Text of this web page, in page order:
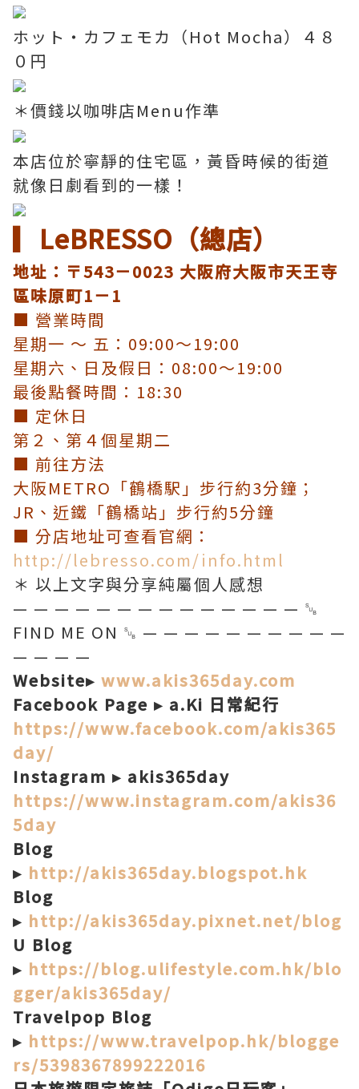
ホット・カフェモカ（Hot Mocha）４８
０円
＊價錢以咖啡店Menu作準
本店位於寧靜的住宅區，黃昏時候的街道
就像日劇看到的一樣！
▎LeBRESSO（總店）
地址：〒543－0023 大阪府大阪市天王寺
區味原町1－1
■ 營業時間
星期一 〜 五：09:00〜19:00
星期六、日及假日：08:00〜19:00
最後點餐時間：18:30
■ 定休日
第２、第４個星期二
■ 前往方法
大阪METRO「鶴橋駅」步行約3分鐘；
JR、近鐵「鶴橋站」步行約5分鐘
■ 分店地址可查看官網：
http://lebresso.com/info.html
＊ 以上文字與分享純屬個人感想
— — — — — — — — — — — — — — ␚
FIND ME ON ␚ — — — — — — — — — —
— — — —
Website▸ www.akis365day.com
Facebook Page ▸ a.Ki 日常紀行
https://www.facebook.com/akis365
day/
Instagram ▸ akis365day
https://www.instagram.com/akis36
5day
Blog
▸ http://akis365day.blogspot.hk
Blog
▸ http://akis365day.pixnet.net/blog
U Blog
▸ https://blog.ulifestyle.com.hk/blo
gger/akis365day/
Travelpop Blog
▸ https://www.travelpop.hk/blogge
rs/5398367899222016